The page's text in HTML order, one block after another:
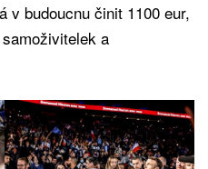
v budoucnu činit 1100 eur,
a